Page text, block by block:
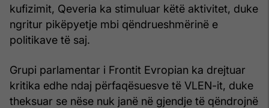
kufizimit, Qeveria ka stimuluar këtë aktivitet, duke
ngritur pikëpyetje mbi qëndrueshmërinë e
politikave të saj.
Grupi parlamentar i Frontit Evropian ka drejtuar
kritika edhe ndaj përfaqësuesve të VLEN-it, duke
theksuar se nëse nuk janë në gjendje të qëndrojnë